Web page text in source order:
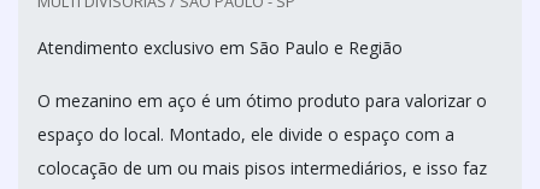
Atendimento exclusivo em São Paulo e Região
O mezanino em aço é um ótimo produto para valorizar o
espaço do local. Montado, ele divide o espaço com a
colocação de um ou mais pisos intermediários, e isso faz